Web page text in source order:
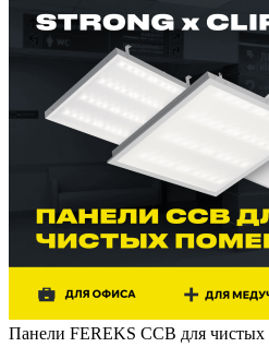
Панели FEREKS ССВ для